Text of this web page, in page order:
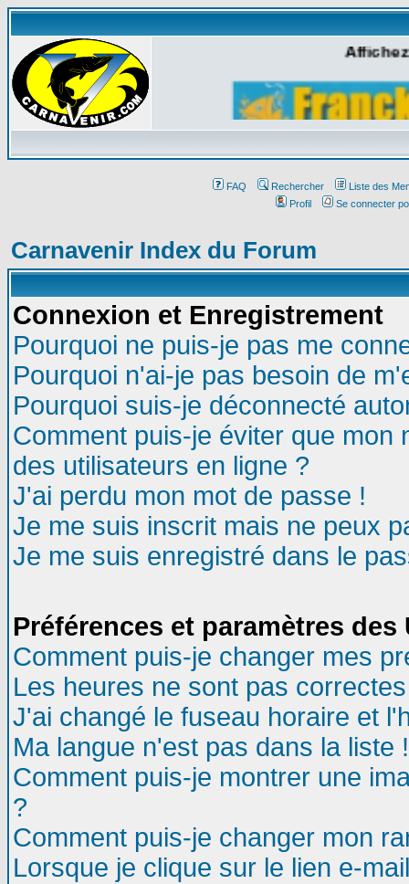
FAQ Rechercher
Liste des
Profil
Se connecter
Carnavenir Index du Forum
Connexion et Enregistrement
Pourquoi ne puis-je pas me
Pourquoi n'ai-je pas besoin de
Pourquoi suis-je déconnecté
Comment puis-je éviter que mon
des utilisateurs en ligne ?
J'ai perdu mon mot de passe !
Je me suis inscrit mais ne peux
Je me suis enregistré dans le
Préférences et paramètres
Comment puis-je changer mes
Les heures ne sont pas
J'ai changé le fuseau horaire et
Ma langue n'est pas dans la liste !
Comment puis-je montrer une
?
Comment puis-je changer mon
Lorsque je clique sur le lien e-